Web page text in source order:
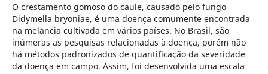
O crestamento gomoso do caule, causado pelo fungo
Didymella bryoniae, é uma doença comumente encontrada
na melancia cultivada em vários países. No Brasil, são
inúmeras as pesquisas relacionadas à doença, porém não
há métodos padronizados de quantificação da severidade
da doença em campo. Assim, foi desenvolvida uma escala